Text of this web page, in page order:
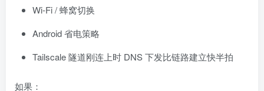
Wi-Fi / 蜂窝切换
Android 省电策略
Tailscale 隧道刚连上时 DNS 下发比链路建立快半拍
如果：